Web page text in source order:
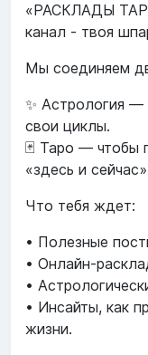
«РАСКЛАДЫ
канал - твоя
Мы соединяем
✨ Астрология —
свои циклы.
🃏 Таро — чтобы
«здесь и
Что тебя ждет:
• Полезные
• Онлайн-
•
• Инсайты, как
жизни.